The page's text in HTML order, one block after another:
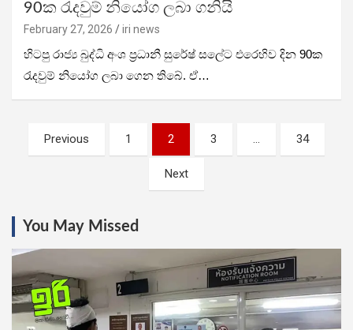
90ක රැදවුම් නියෝග ලබා ගනියි
February 27, 2026 iri news
හිටපු රාජ්‍ය බුද්ධි අංශ ප්‍රධානී සුරේෂ් සලේට එරෙහිව දින 90ක
රැදවුම් නියෝග ලබා ගෙන තිබේ. ඒ…
Posts
pagination
Previous 1 2 3 … 34
Next
You May Missed